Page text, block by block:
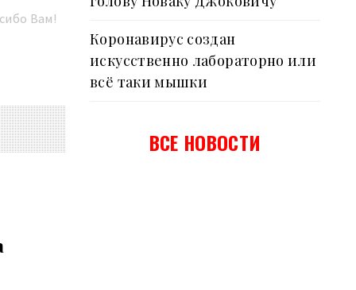
Вам!
Коронавирус создан
искусственно лабораторно или
всё таки мышки
ВСЕ НОВОСТИ